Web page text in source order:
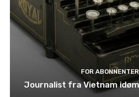
FOR ABONNENTER
Journalist fra Vietnam